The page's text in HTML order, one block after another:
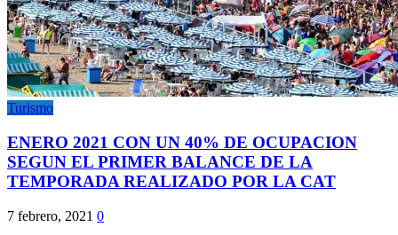
Turismo
ENERO 2021 CON UN 40% DE OCUPACION
SEGUN EL PRIMER BALANCE DE LA
TEMPORADA REALIZADO POR LA CAT
7 febrero, 2021 0